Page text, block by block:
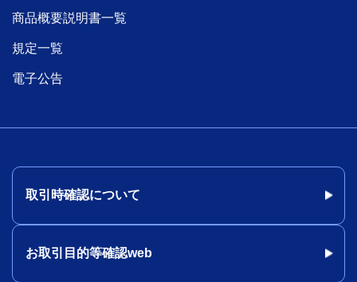
商品概要説明書一覧
規定一覧
電子公告
取引時確認について
お取引目的等確認web